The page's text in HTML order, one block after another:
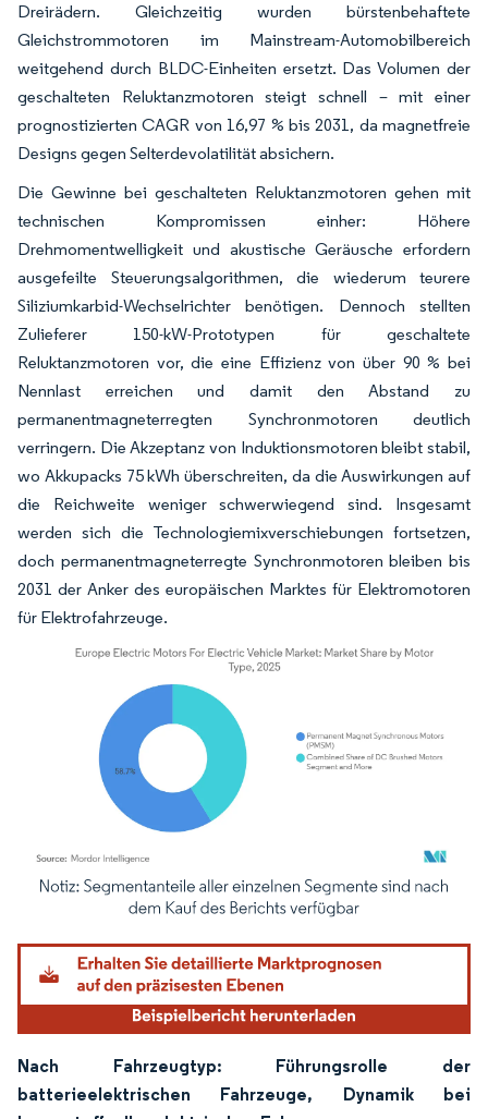
Dreirädern. Gleichzeitig wurden bürstenbehaftete
Gleichstrommotoren im Mainstream-Automobilbereich
weitgehend durch BLDC-Einheiten ersetzt. Das Volumen der
geschalteten Reluktanzmotoren steigt schnell – mit einer
prognostizierten CAGR von 16,97 % bis 2031, da magnetfreie
Designs gegen Selterdevolatilität absichern.
Die Gewinne bei geschalteten Reluktanzmotoren gehen mit
technischen Kompromissen einher: Höhere
Drehmomentwelligkeit und akustische Geräusche erfordern
ausgefeilte Steuerungsalgorithmen, die wiederum teurere
Siliziumkarbid-Wechselrichter benötigen. Dennoch stellten
Zulieferer 150-kW-Prototypen für geschaltete
Reluktanzmotoren vor, die eine Effizienz von über 90 % bei
Nennlast erreichen und damit den Abstand zu
permanentmagneterregten Synchronmotoren deutlich
verringern. Die Akzeptanz von Induktionsmotoren bleibt stabil,
wo Akkupacks 75 kWh überschreiten, da die Auswirkungen auf
die Reichweite weniger schwerwiegend sind. Insgesamt
werden sich die Technologiemixverschiebungen fortsetzen,
doch permanentmagneterregte Synchronmotoren bleiben bis
2031 der Anker des europäischen Marktes für Elektromotoren
für Elektrofahrzeuge.
Bild © Mordor Intelligence. Wiederverwendung erfordert Namensnennung
Nach Fahrzeugtyp: Führungsrolle der
batterieelektrischen Fahrzeuge, Dynamik bei